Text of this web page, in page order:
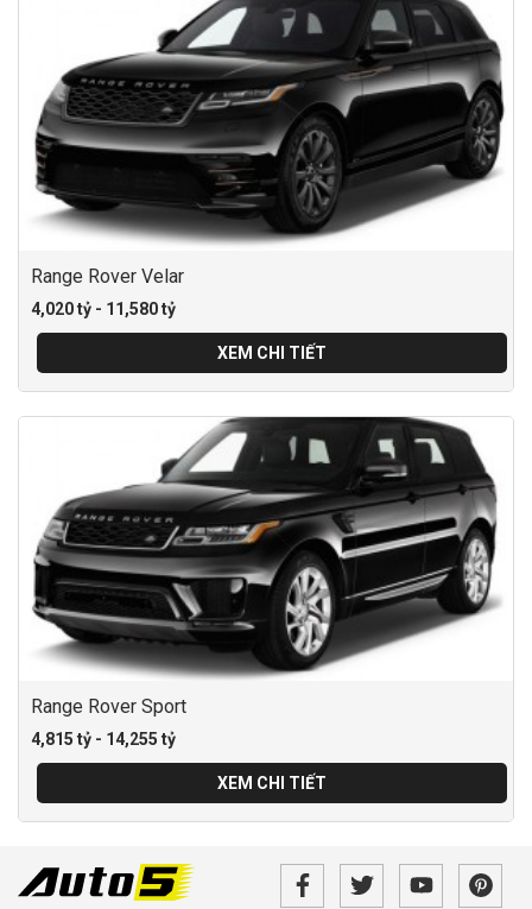
Range Rover Velar
4,020 tỷ - 11,580 tỷ
XEM CHI TIẾT
Range Rover Sport
4,815 tỷ - 14,255 tỷ
XEM CHI TIẾT